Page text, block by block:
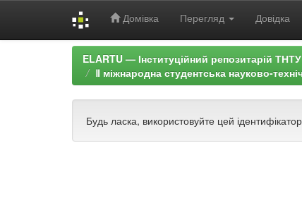
Домівка Перегляд Довідка
ELARTU — Інституційний репозитарій
Ⅱ міжнародна студентська науково-
Будь ласка, використовуйте цей